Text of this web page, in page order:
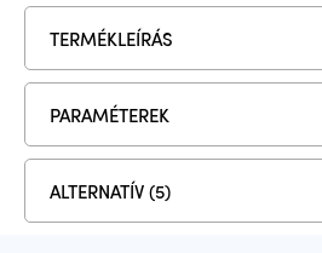
TERMÉKLEÍRÁS
PARAMÉTEREK
ALTERNATÍV (5)